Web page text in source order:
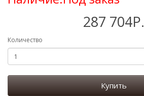
287 704Р.
Количество
Купить